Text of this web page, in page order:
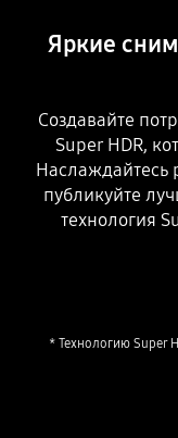
Яркие
Создавайте
Super HDR,
Наслаждайтесь
публикуйте
технология
* Технологию Super